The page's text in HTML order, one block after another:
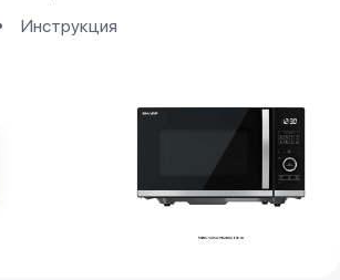
Инструкция